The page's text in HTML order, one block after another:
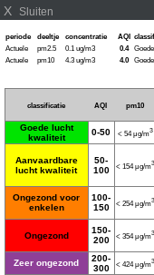
X Sluiten
periode deeltje concentratie AQI
Actuele
pm2.5 0.1 ug/m3 0.4
Actuele
pm10 4.3 ug/m3 4.0
classificatie AQI pm10
Goede lucht
kwaliteit
0-50 < 54 μg/m3
Aanvaardbare
lucht kwaliteit
50-
100
< 154 μg/m3
Ongezond voor
enkelen
100-
150
< 254 μg/m3
Ongezond
150-
200
< 354 μg/m3
Zeer ongezond
200-
300
< 424 μg/m3